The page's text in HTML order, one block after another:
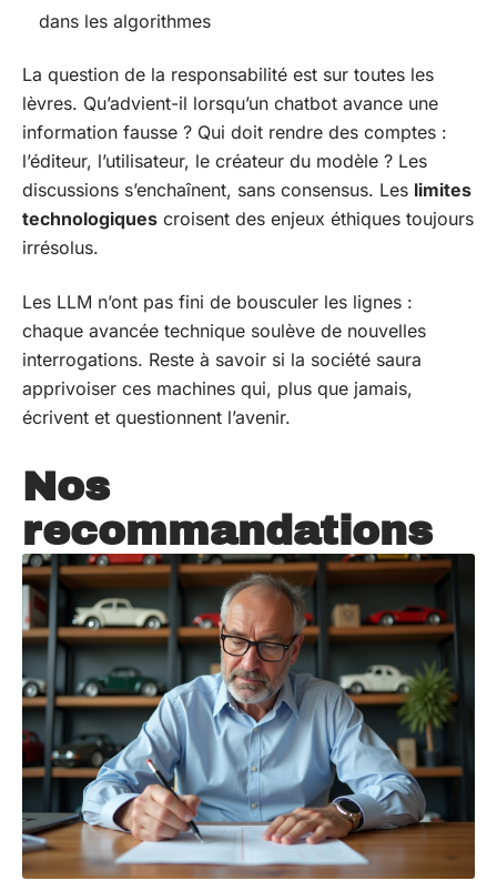
dans les algorithmes
La question de la responsabilité est sur toutes les
lèvres. Qu’advient-il lorsqu’un chatbot avance une
information fausse ? Qui doit rendre des comptes :
l’éditeur, l’utilisateur, le créateur du modèle ? Les
discussions s’enchaînent, sans consensus. Les limites
technologiques croisent des enjeux éthiques toujours
irrésolus.
Les LLM n’ont pas fini de bousculer les lignes :
chaque avancée technique soulève de nouvelles
interrogations. Reste à savoir si la société saura
apprivoiser ces machines qui, plus que jamais,
écrivent et questionnent l’avenir.
Nos
recommandations